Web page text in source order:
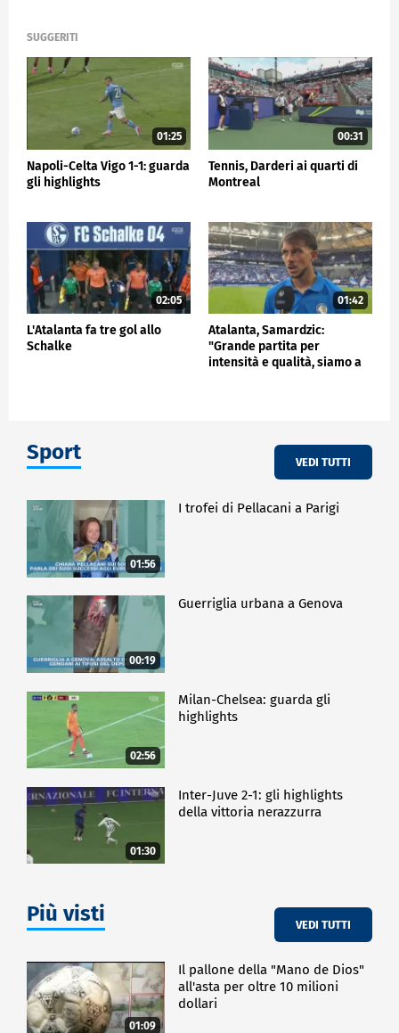
SUGGERITI
01:25
Napoli-Celta Vigo 1-1: guarda
gli highlights
00:31
Tennis, Darderi ai quarti di
Montreal
02:05
L'Atalanta fa tre gol allo
Schalke
01:42
Atalanta, Samardzic:
"Grande partita per
intensità e qualità, siamo a
Sport VEDI TUTTI
01:56
I trofei di Pellacani a Parigi
00:19
Guerriglia urbana a Genova
02:56
Milan-Chelsea: guarda gli
highlights
01:30
Inter-Juve 2-1: gli highlights
della vittoria nerazzurra
Più visti VEDI TUTTI
01:09
Il pallone della "Mano de Dios"
all'asta per oltre 10 milioni
dollari